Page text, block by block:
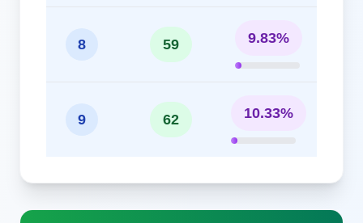
8 59 9.83%
9 62 10.33%